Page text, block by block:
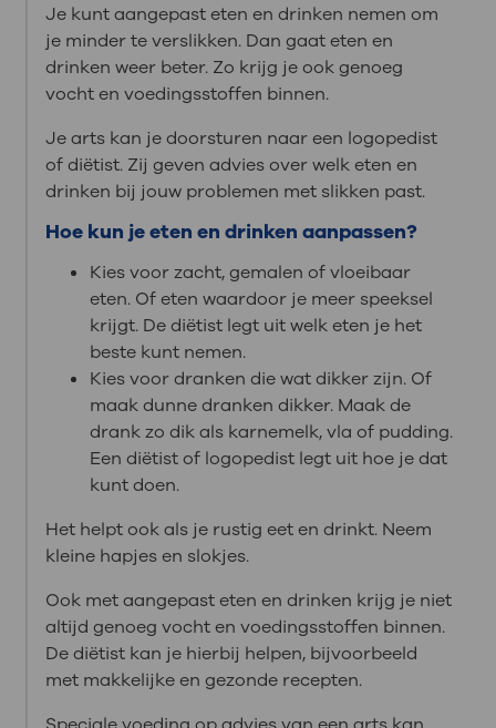
Je kunt aangepast eten en drinken nemen om
je minder te verslikken. Dan gaat eten en
drinken weer beter. Zo krijg je ook genoeg
vocht en voedingsstoffen binnen.
Je arts kan je doorsturen naar een logopedist
of diëtist. Zij geven advies over welk eten en
drinken bij jouw problemen met slikken past.
Hoe kun je eten en drinken aanpassen?
Kies voor zacht, gemalen of vloeibaar
eten. Of eten waardoor je meer speeksel
krijgt. De diëtist legt uit welk eten je het
beste kunt nemen.
Kies voor dranken die wat dikker zijn. Of
maak dunne dranken dikker. Maak de
drank zo dik als karnemelk, vla of pudding.
Een diëtist of logopedist legt uit hoe je dat
kunt doen.
Het helpt ook als je rustig eet en drinkt. Neem
kleine hapjes en slokjes.
Ook met aangepast eten en drinken krijg je niet
altijd genoeg vocht en voedingsstoffen binnen.
De diëtist kan je hierbij helpen, bijvoorbeeld
met makkelijke en gezonde recepten.